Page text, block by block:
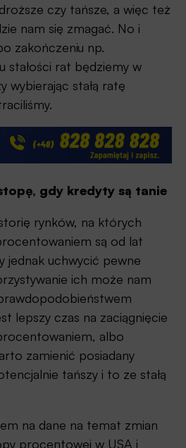
czy tańsze, a więc też
nam się zmagać. No i
zakończeniu np.
stałości rat będziemy w
wybierając stałą ratę
gdy kredyty są tanie
rynków, na których
są od lat
jednak uchwycić pewne
ich może nam
lepszy czas na zaciągnięcie
albo
zamienić posiadany
tańszy i to ze stałą
na dane na temat zmian
procentowej w USA i